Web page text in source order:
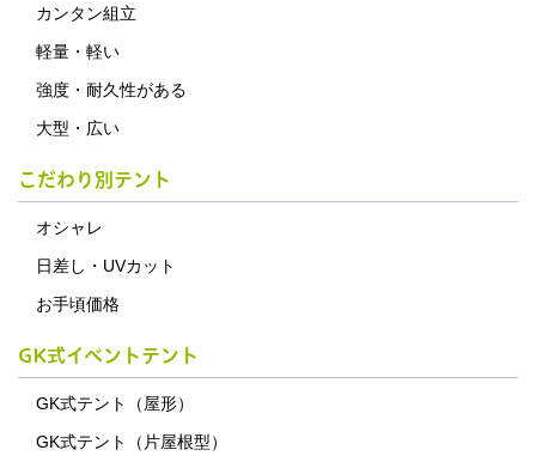
カンタン組立
軽量・軽い
強度・耐久性がある
大型・広い
こだわり別テント
オシャレ
日差し・UVカット
お手頃価格
GK式イベントテント
GK式テント（屋形）
GK式テント（片屋根型）